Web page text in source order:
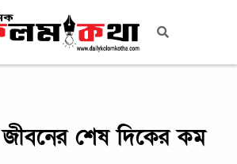
শেষ দিকের কম